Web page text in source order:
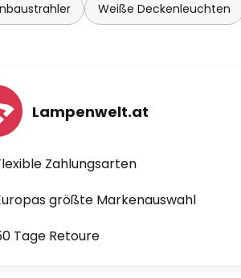
Weiße Deckenleuchten
Lampenwelt.at
Zahlungsarten
größte Markenauswahl
Tage Retoure